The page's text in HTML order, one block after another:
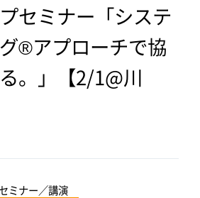
セミナー「システ
®アプローチで協
。」【2/1@川
セミナー／講演